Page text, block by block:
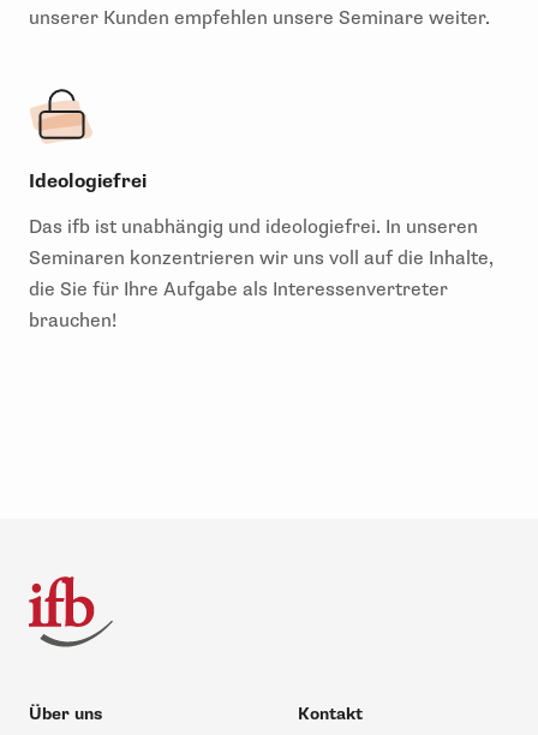
unserer Kunden empfehlen unsere Seminare weiter.
Ideologiefrei
Das ifb ist unabhängig und ideologiefrei. In unseren
Seminaren konzentrieren wir uns voll auf die Inhalte,
die Sie für Ihre Aufgabe als Interessenvertreter
brauchen!
Über uns Kontakt